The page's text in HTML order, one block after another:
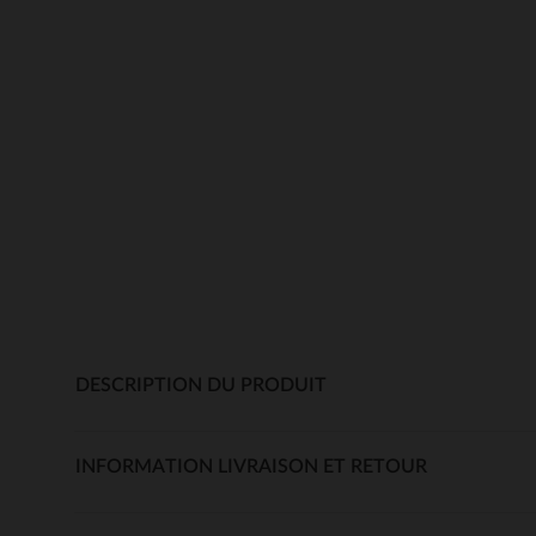
DESCRIPTION DU PRODUIT
INFORMATION LIVRAISON ET RETOUR